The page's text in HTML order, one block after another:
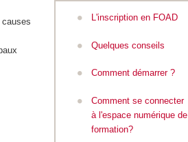
L'inscription en FOAD
Quelques conseils
Comment démarrer ?
Comment se connecter
à l'espace numérique de
formation?